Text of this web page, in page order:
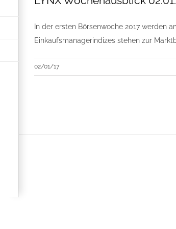
In der ersten Börsenwoche 2017 werden
Einkaufsmanagerindizes stehen zur
02/01/17